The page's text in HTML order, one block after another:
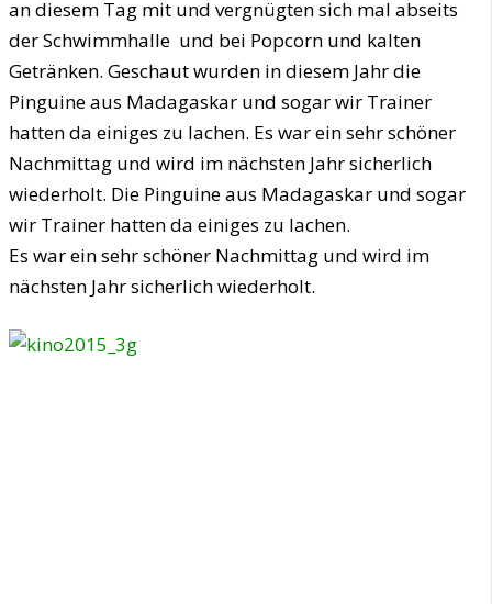
an diesem Tag mit und vergnügten sich mal abseits
der Schwimmhalle und bei Popcorn und kalten
Getränken. Geschaut wurden in diesem Jahr die
Pinguine aus Madagaskar und sogar wir Trainer
hatten da einiges zu lachen. Es war ein sehr schöner
Nachmittag und wird im nächsten Jahr sicherlich
wiederholt. Die Pinguine aus Madagaskar und sogar
wir Trainer hatten da einiges zu lachen.
Es war ein sehr schöner Nachmittag und wird im
nächsten Jahr sicherlich wiederholt.